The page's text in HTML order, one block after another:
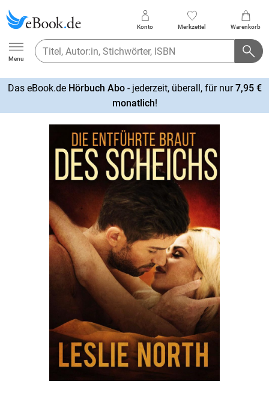
Ebook.de
Menu
Konto Merkzettel Warenkorb
Das eBook.de Hörbuch Abo- jederzeit, überall, für nur7,95 €
monatlich!